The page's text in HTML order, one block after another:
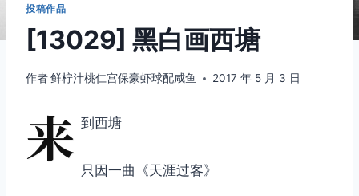
投稿作品
[13029] 黑白画西塘
作者鲜柠汁桃仁宫保豪虾球配咸鱼 2017 年 5 月 3 日
来 到西塘
只因一曲《天涯过客》